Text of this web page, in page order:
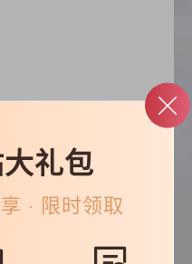
优化知识
礼包
· 限时领取